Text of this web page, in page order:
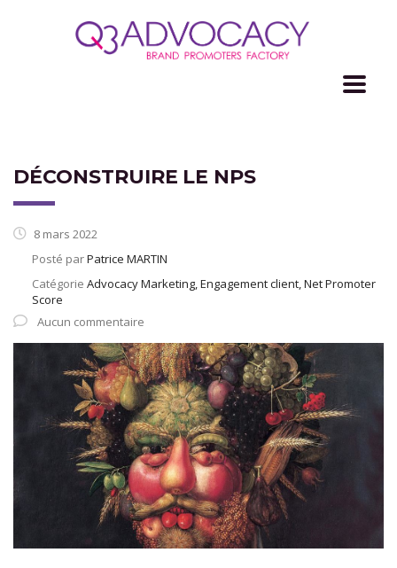
DÉCONSTRUIRE LE NPS
8 mars 2022
Posté parPatrice MARTIN
Catégorie Advocacy Marketing, Engagement client, Net Promoter
Score
Aucun commentaire